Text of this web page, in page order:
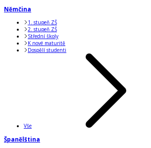
Němčina
1. stupeň ZŠ
2. stupeň ZŠ
Střední školy
K nové maturitě
Dospělí studenti
Vše
Španělština